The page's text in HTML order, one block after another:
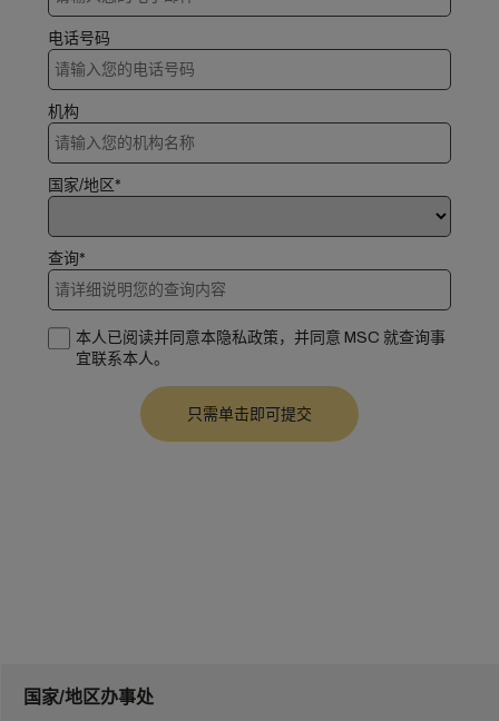
电话号码
机构
国家/地区*
查询*
本人已阅读并同意本隐私政策，并同意 MSC 就查询事
宜联系本人。
国家/地区办事处